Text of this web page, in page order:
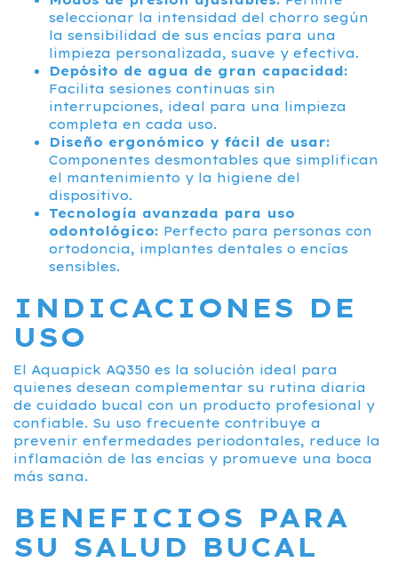
seleccionar la intensidad del chorro según
la sensibilidad de sus encías para una
limpieza personalizada, suave y efectiva.
Depósito de agua de gran capacidad:
Facilita sesiones continuas sin
interrupciones, ideal para una limpieza
completa en cada uso.
Diseño ergonómico y fácil de usar:
Componentes desmontables que simplifican
el mantenimiento y la higiene del
dispositivo.
Tecnología avanzada para uso
odontológico: Perfecto para personas con
ortodoncia, implantes dentales o encías
sensibles.
INDICACIONES DE
USO
El Aquapick AQ350 es la solución ideal para
quienes desean complementar su rutina diaria
de cuidado bucal con un producto profesional y
confiable. Su uso frecuente contribuye a
prevenir enfermedades periodontales, reduce la
inflamación de las encías y promueve una boca
más sana.
BENEFICIOS PARA
SU SALUD BUCAL